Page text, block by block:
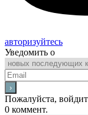
авторизуйтесь
Уведомить о
Пожалуйста,
0 коммент.